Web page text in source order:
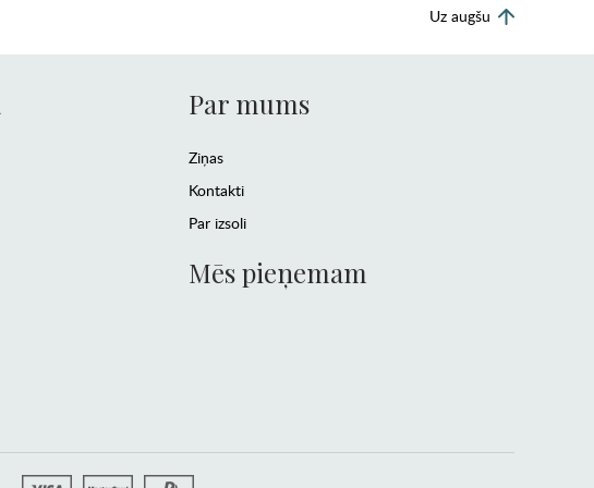
Uz augšu
Par mums
Ziņas
Kontakti
Par izsoli
Mēs pieņemam